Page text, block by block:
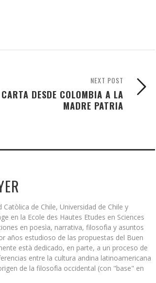
NEXT POST
CARTA DESDE COLOMBIA A LA
MADRE PATRIA
de Chile, Universidad de Chile y
en la Ecole des Hautes Etudes en Sciences
en poesìa, narrativa, filosofìa y asuntos
años estudioso de las propuestas del Buen
està dedicado, en parte, a un proceso de
entre la cultura andina latinoamericana
de la filosofìa occidental (con "base" en